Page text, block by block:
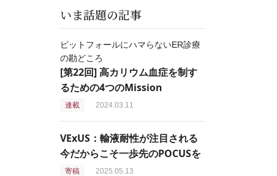
いま話題の記事
ピットフォールにハマらないER診療
の勘どころ
[第22回] 高カリウム血症を制す
るための4つのMission
連載 2024.03.11
VExUS：輸液耐性が注目される
今だからこそ一歩先のPOCUSを
寄稿 2025.05.13